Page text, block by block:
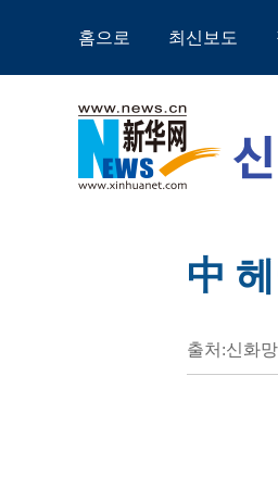
홈으로 최신보도
中
출처:신화